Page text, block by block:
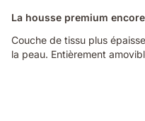
La housse premium
Couche de tissu plus
la peau. Entièrement